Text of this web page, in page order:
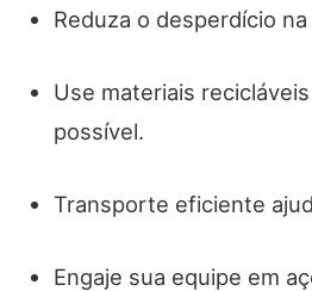
Reduza o desperdício
Use materiais
possível.
Transporte eficiente
Engaje sua equipe em